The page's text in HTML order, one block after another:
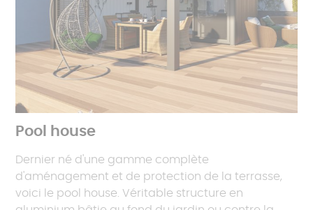
Pool house
Dernier né d'une gamme complète
d'aménagement et de protection de la terrasse,
voici le pool house. Véritable structure en